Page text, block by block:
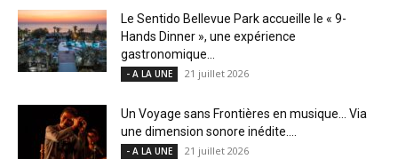
Le Sentido Bellevue Park accueille le « 9-
Hands Dinner », une expérience
gastronomique...
- A LA UNE 21 juillet 2026
Un Voyage sans Frontières en musique… Via
une dimension sonore inédite....
- A LA UNE 21 juillet 2026